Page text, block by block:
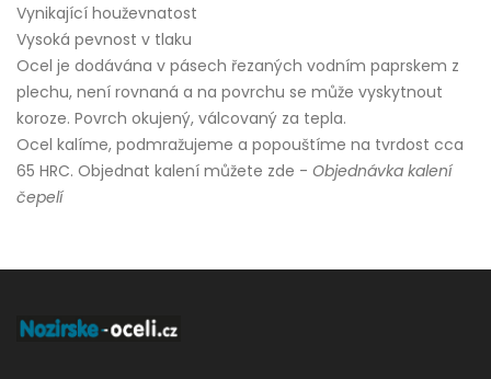
Vynikající houževnatost
Vysoká pevnost v tlaku
Ocel je dodávána v pásech řezaných vodním paprskem z
plechu, není rovnaná a na povrchu se může vyskytnout
koroze. Povrch okujený, válcovaný za tepla.
Ocel kalíme, podmražujeme a popouštíme na tvrdost cca
65 HRC. Objednat kalení můžete zde - Objednávka kalení
čepelí